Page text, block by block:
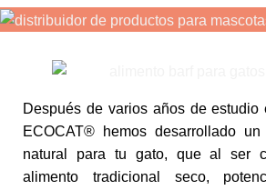
Después de varios años de estudio
ECOCAT®️ hemos desarrollado
natural para tu gato, que al ser
alimento tradicional seco,